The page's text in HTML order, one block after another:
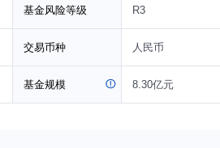
基金风险等级 R3
交易币种 人民币
基金规模 8.30亿元